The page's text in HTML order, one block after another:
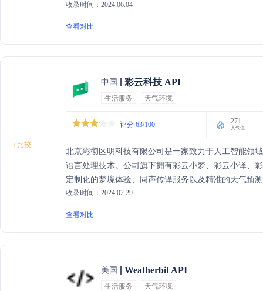
量。它为开发者提供了一个强大的工具，用于构建预
收录时间：2024.06.04
查看对比
+比较
中国 彩云科技 API
生活服务 天气环境
评分 63/100 271
人气值
北京彩彻区明科技有限公司是一家致力于人工智能领
语言处理技术。公司旗下拥有彩云小梦、彩云小译、
定制化的梦境体验、同声传译服务以及精准的天气预
不同领域的应用，旨在通过技术提升人们的生活质量
收录时间：2024.02.29
查看对比
美国 Weatherbit API
生活服务 天气环境